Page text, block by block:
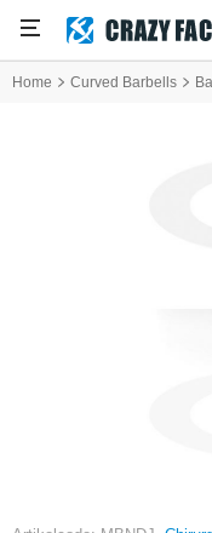
Home Curved Barbells